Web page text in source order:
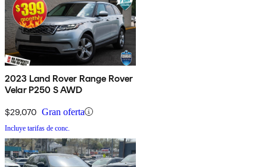
2023 Land Rover Range Rover
Velar P250 S AWD
$29,070 Gran oferta
Incluye tarifas de conc.